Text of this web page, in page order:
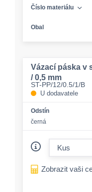
Číslo materiálu
Obal
Vázací páska v
/ 0,5 mm
ST-PP/12/0.5/1/B
U dodavatele
Odstín
černá
Zobrazit vaši